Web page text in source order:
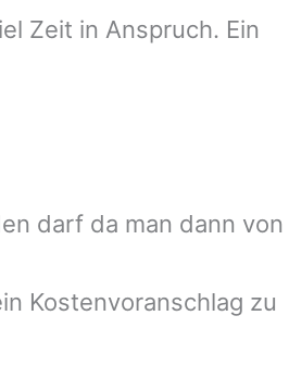
Zeit in Anspruch. Ein
darf da man dann von
Kostenvoranschlag zu